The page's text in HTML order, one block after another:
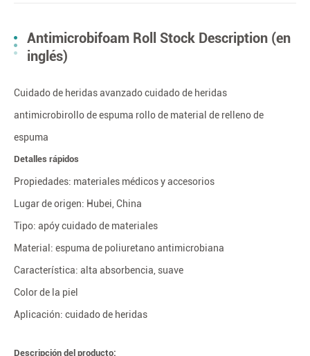
Antimicrobifoam Roll Stock Description (en
inglés)
Cuidado de heridas avanzado cuidado de heridas
antimicrobirollo de espuma rollo de material de relleno de
espuma
Detalles rápidos
Propiedades: materiales médicos y accesorios
Lugar de origen: Hubei, China
Tipo: apóy cuidado de materiales
Material: espuma de poliuretano antimicrobiana
Característica: alta absorbencia, suave
Color de la piel
Aplicación: cuidado de heridas
Descripción del producto: